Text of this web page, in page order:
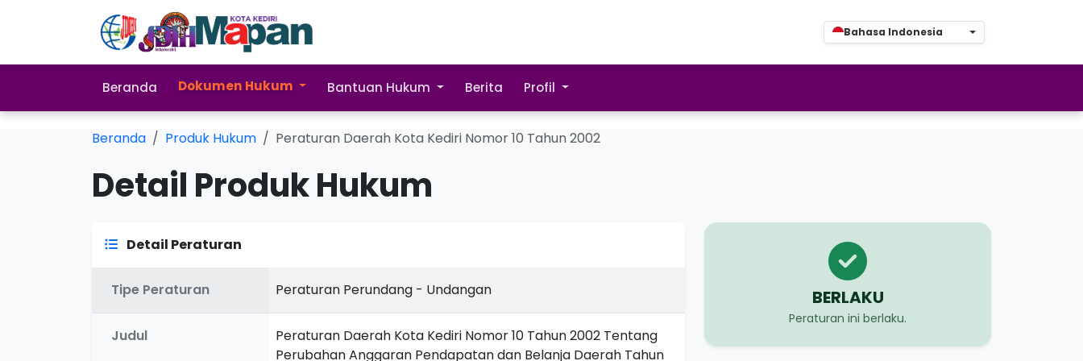
Bahasa Indonesia
Beranda Dokumen Hukum Bantuan Hukum Berita Profil
Beranda Produk Hukum Peraturan Daerah Kota Kediri Nomor 10 Tahun 2002
Detail Produk Hukum
Detail Peraturan
Tipe Peraturan Peraturan Perundang - Undangan
Judul
Peraturan Daerah Kota Kediri Nomor 10 Tahun 2002 Tentang
Perubahan Anggaran Pendapatan dan Belanja Daerah Tahun
BERLAKU
Peraturan ini berlaku.